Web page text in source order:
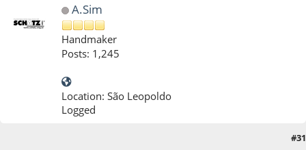
A.Sim
Handmaker
Posts: 1,245
Location: São Leopoldo
Logged
#31